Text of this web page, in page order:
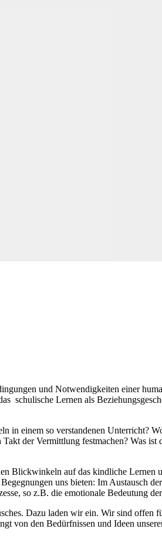
und Notwendigkeiten einer
schulische Lernen als
in einem so verstandenen Unterricht?
der Vermittlung festmachen? Was
Blickwinkeln auf das kindliche Lernen
uns bieten: Im Austausch
so z.B. die emotionale Bedeutung
Dazu laden wir ein. Wir sind offen
von den Bedürfnissen und Ideen